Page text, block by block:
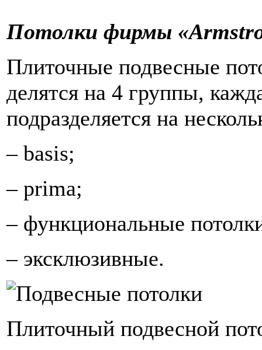
Потолки фирмы
Плиточные подвесные
делятся на 4 группы,
подразделяется на
– basis;
– prima;
– функциональные
– эксклюзивные.
Плиточный подвесной